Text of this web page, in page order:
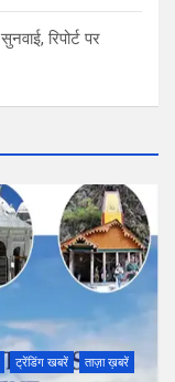
रिपोर्ट पर
ट्रेंडिंग खबरें
ताज़ा ख़बरें